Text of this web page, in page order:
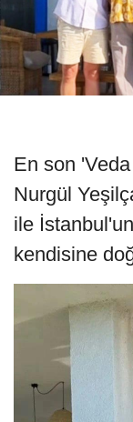
En son
Nurgül
ile
kendisine